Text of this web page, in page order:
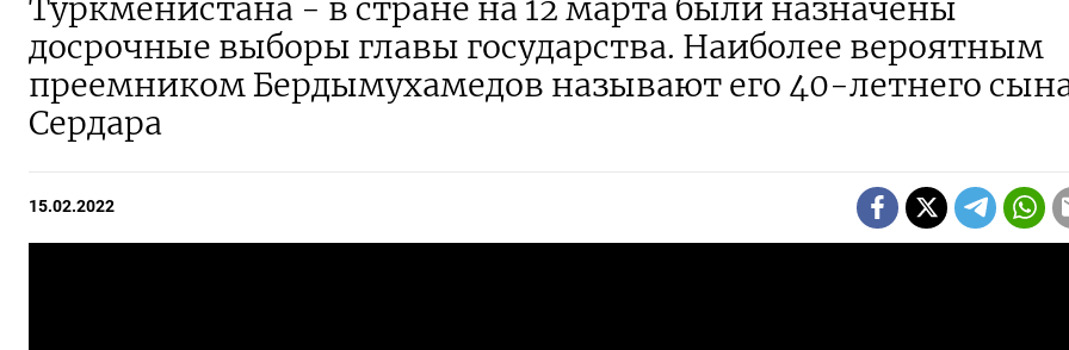
Туркменистана - в стране на 12 марта были назначены
досрочные выборы главы государства. Наиболее вероятным
преемником Бердымухамедов называют его 40-летнего
Сердара
15.02.2022